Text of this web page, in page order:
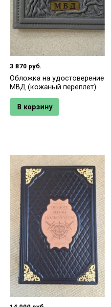
3 870 руб.
Обложка на удостоверение
МВД (кожаный переплет)
В корзину